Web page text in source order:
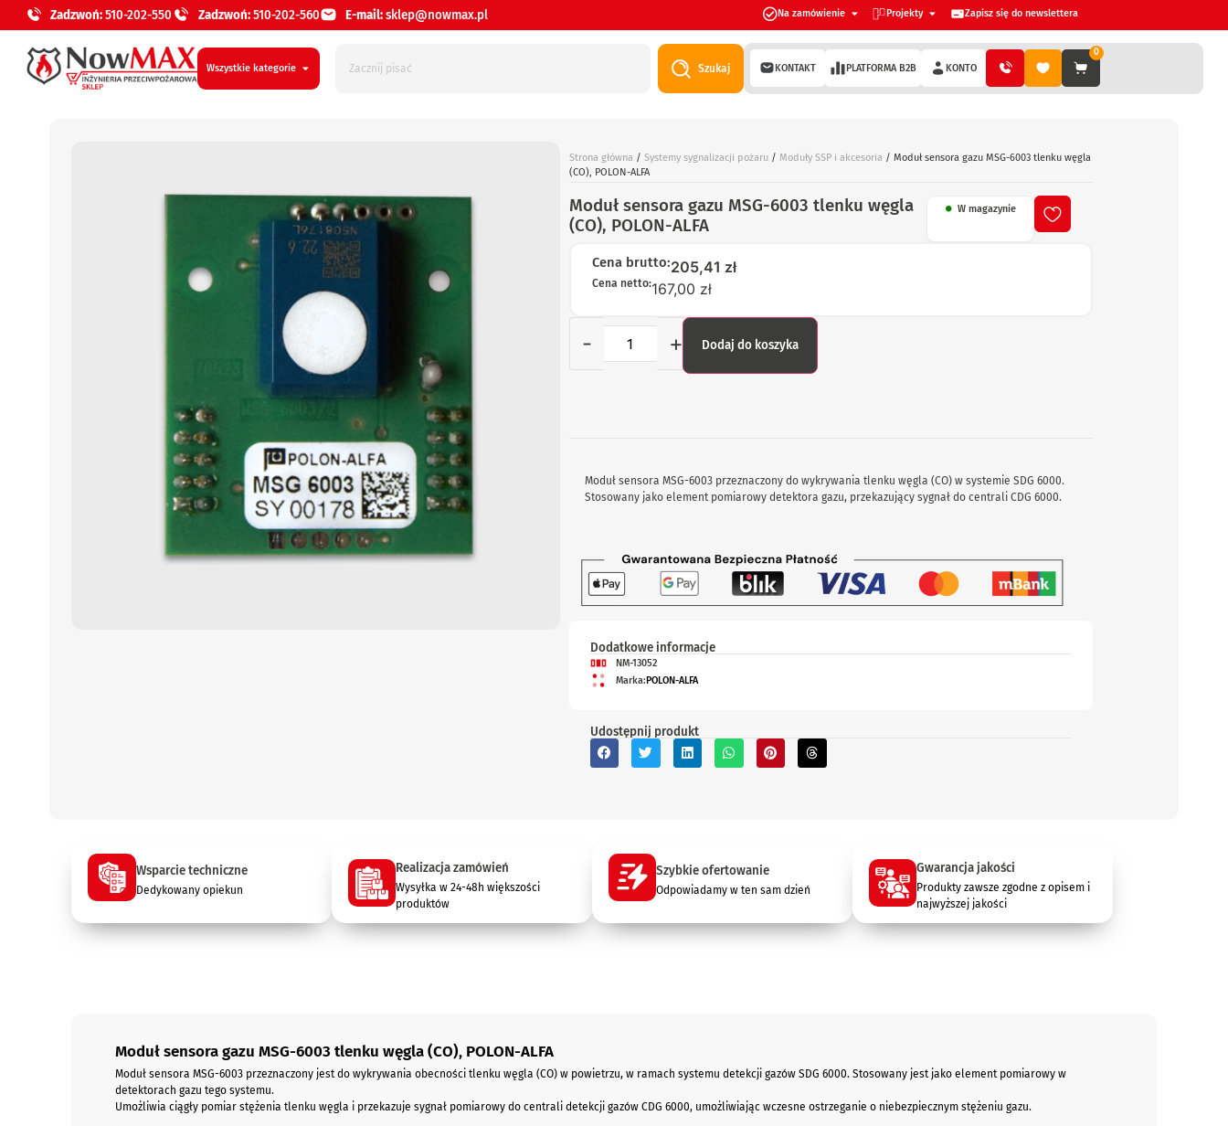
Zadzwoń:510-202-550 Zadzwoń:510-202-560 E-mail:sklep@nowmax.pl Na zamówienie Projekty Zapisz się do newslettera
Wszystkie kategorie Szukaj KONTAKT PLATFORMA B2B KONTO
0
Strona główna/ Systemy sygnalizacji pożaru/ Moduły SSP i akcesoria/ Moduł sensora gazu MSG-6003 tlenku węgla
(CO), POLON-ALFA
Moduł sensora gazu MSG-6003 tlenku węgla
(CO), POLON-ALFA
W magazynie
Cena brutto:205,41 zł
Cena netto:167,00 zł
- + Dodaj do koszyka
Moduł sensora MSG-6003 przeznaczony do wykrywania tlenku węgla (CO) w systemie SDG 6000.
Stosowany jako element pomiarowy detektora gazu, przekazujący sygnał do centrali CDG 6000.
Dodatkowe informacje
NM-13052
Marka:POLON-ALFA
Udostępnij produkt
Wsparcie techniczne
Dedykowany opiekun
Realizacja zamówień
Wysyłka w 24-48h większości
produktów
Szybkie ofertowanie
Odpowiadamy w ten sam dzień
Gwarancja jakości
Produkty zawsze zgodne z opisem i
najwyższej jakości
Moduł sensora gazu MSG-6003 tlenku węgla (CO), POLON-ALFA
Moduł sensora MSG-6003 przeznaczony jest do wykrywania obecności tlenku węgla (CO) w powietrzu, w ramach systemu detekcji gazów SDG 6000. Stosowany jest jako element pomiarowy w
detektorach gazu tego systemu.
Umożliwia ciągły pomiar stężenia tlenku węgla i przekazuje sygnał pomiarowy do centrali detekcji gazów CDG 6000, umożliwiając wczesne ostrzeganie o niebezpiecznym stężeniu gazu.